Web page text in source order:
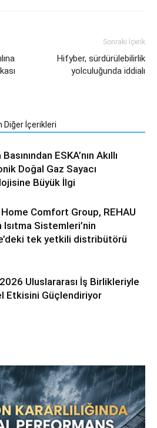
Sonraki İçerik
Hifyber, sürdürülebilirlik
yolculuğunda iddialı
Diğer İçerikleri
ESKA’nın Akıllı
Doğal Gaz Sayacı
Büyük İlgi
Comfort Group, REHAU
Isıtma Sistemleri’nin
tek yetkili distribütörü
Uluslararası İş Birlikleriyle
Etkisini Güçlendiriyor